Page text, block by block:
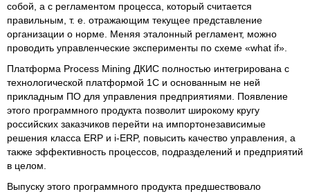
собой, а с регламентом процесса, который считается
правильным, т. е. отражающим текущее представление
организации о норме. Меняя эталонный регламент, можно
проводить управленческие эксперименты по схеме «what if».
Платформа Process Mining ДКИС полностью интегрирована с
технологической платформой 1С и основанным не ней
прикладным ПО для управления предприятиями. Появление
этого программного продукта позволит широкому кругу
российских заказчиков перейти на импортонезависимые
решения класса ERP и i-ERP, повысить качество управления, а
также эффективность процессов, подразделений и предприятий
в целом.
Выпуску этого программного продукта предшествовало